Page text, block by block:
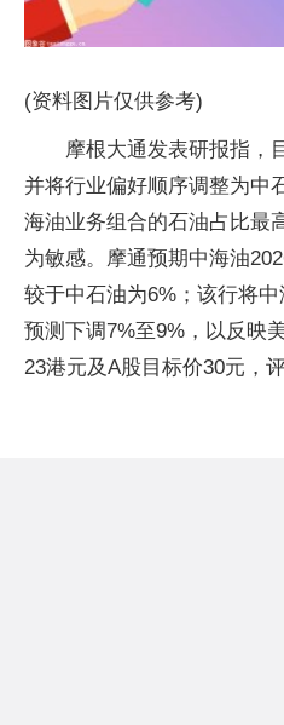
(资料图片仅供参考)
摩根大通发表研报指，
并将行业偏好顺序调整为中
海油业务组合的石油占比最
为敏感。摩通预期中海油
较于中石油为6%；该行将
预测下调7%至9%，以反映
23港元及A股目标价30元，评